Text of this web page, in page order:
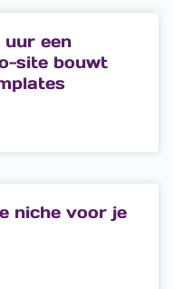
uur een
site bouwt
niche voor je